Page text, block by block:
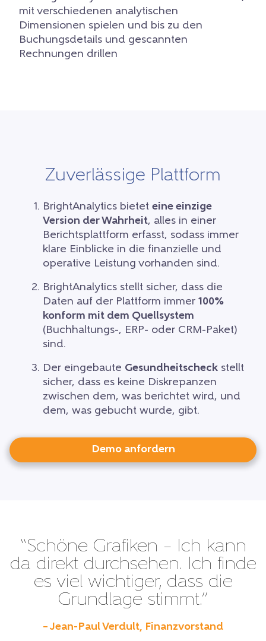
mit verschiedenen analytischen
Dimensionen spielen und bis zu den
Buchungsdetails und gescannten
Rechnungen drillen
Zuverlässige Plattform
BrightAnalytics bietet eine einzige
Version der Wahrheit, alles in einer
Berichtsplattform erfasst, sodass immer
klare Einblicke in die finanzielle und
operative Leistung vorhanden sind.
BrightAnalytics stellt sicher, dass die
Daten auf der Plattform immer 100%
konform mit dem Quellsystem
(Buchhaltungs-, ERP- oder CRM-Paket)
sind.
Der eingebaute Gesundheitscheck stellt
sicher, dass es keine Diskrepanzen
zwischen dem, was berichtet wird, und
dem, was gebucht wurde, gibt.
Demo anfordern
“Schöne Grafiken – Ich kann
da direkt durchsehen. Ich finde
es viel wichtiger, dass die
Grundlage stimmt.”
– Jean-Paul Verdult, Finanzvorstand